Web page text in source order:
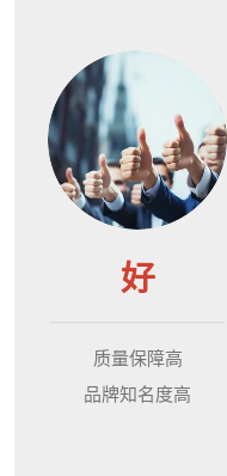
好
质量保障高
品牌知名度高